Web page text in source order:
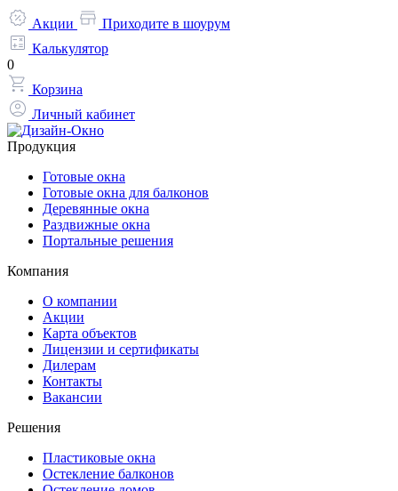
Акции
Приходите в шоурум
Калькулятор
0
Корзина
Личный кабинет
Продукция
Готовые окна
Готовые окна для балконов
Деревянные окна
Раздвижные окна
Портальные решения
Компания
О компании
Акции
Карта объектов
Лицензии и сертификаты
Дилерам
Контакты
Вакансии
Решения
Пластиковые окна
Остекление балконов